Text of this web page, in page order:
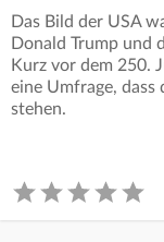
Das Bild der USA
Donald Trump und
Kurz vor dem 250.
eine Umfrage, dass
stehen.